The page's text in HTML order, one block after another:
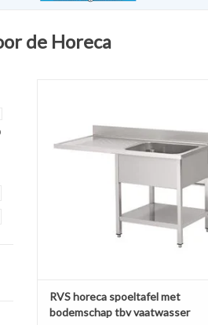
de Horeca
TOEVOEGEN AAN WINKELWAGEN
RVS horeca spoeltafel met
bodemschap tbv vaatwasser